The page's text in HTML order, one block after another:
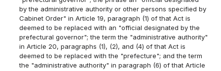
by the administrative authority or other persons specified by
Cabinet Order" in Article 19, paragraph (1) of that Act is
deemed to be replaced with an "official designated by the
prefectural governor"; the term the "administrative authority"
in Article 20, paragraphs (1), (2), and (4) of that Act is
deemed to be replaced with the "prefecture"; and the term
the "administrative authority" in paragraph (6) of that Article